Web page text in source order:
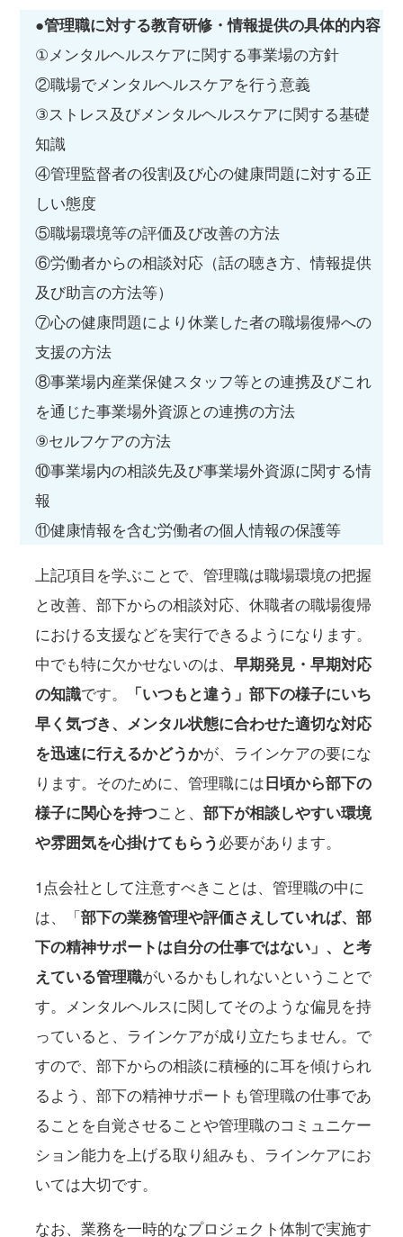
●管理職に対する教育研修・情報提供の具体的内容
①メンタルヘルスケアに関する事業場の方針
②職場でメンタルヘルスケアを行う意義
③ストレス及びメンタルヘルスケアに関する基礎
知識
④管理監督者の役割及び心の健康問題に対する正
しい態度
⑤職場環境等の評価及び改善の方法
⑥労働者からの相談対応（話の聴き方、情報提供
及び助言の方法等）
⑦心の健康問題により休業した者の職場復帰への
支援の方法
⑧事業場内産業保健スタッフ等との連携及びこれ
を通じた事業場外資源との連携の方法
⑨セルフケアの方法
⑩事業場内の相談先及び事業場外資源に関する情
報
⑪健康情報を含む労働者の個人情報の保護等
上記項目を学ぶことで、管理職は職場環境の把握
と改善、部下からの相談対応、休職者の職場復帰
における支援などを実行できるようになります。
中でも特に欠かせないのは、早期発見・早期対応
の知識です。
「いつもと違う」部下の様子にいち
早く気づき、メンタル状態に合わせた適切な対応
を迅速に行えるかどうかが、ラインケアの要にな
ります。そのために、管理職には日頃から部下の
様子に関心を持つこと、部下が相談しやすい環境
や雰囲気を心掛けてもらう必要があります。
1点会社として注意すべきことは、管理職の中に
は、「部下の業務管理や評価さえしていれば、部
下の精神サポートは自分の仕事ではない」、と考
えている管理職がいるかもしれないということで
す。メンタルヘルスに関してそのような偏見を持
っていると、ラインケアが成り立たちません。で
すので、部下からの相談に積極的に耳を傾けられ
るよう、部下の精神サポートも管理職の仕事であ
ることを自覚させることや管理職のコミュニケー
ション能力を上げる取り組みも、ラインケアにお
いては大切です。
なお、業務を一時的なプロジェクト体制で実施す